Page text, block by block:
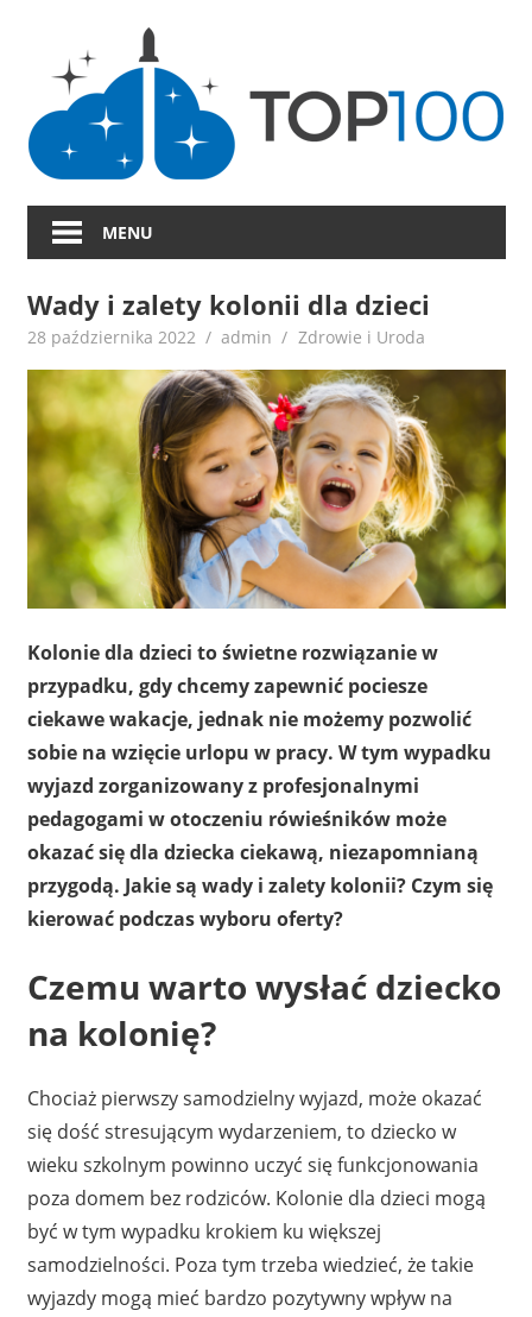
content
MENU
Wady i zalety kolonii dla dzieci
28 października 2022 admin Zdrowie i Uroda
Kolonie dla dzieci to świetne rozwiązanie w
przypadku, gdy chcemy zapewnić pociesze
ciekawe wakacje, jednak nie możemy pozwolić
sobie na wzięcie urlopu w pracy. W tym wypadku
wyjazd zorganizowany z profesjonalnymi
pedagogami w otoczeniu rówieśników może
okazać się dla dziecka ciekawą, niezapomnianą
przygodą. Jakie są wady i zalety kolonii? Czym się
kierować podczas wyboru oferty?
Czemu warto wysłać dziecko
na kolonię?
Chociaż pierwszy samodzielny wyjazd, może okazać
się dość stresującym wydarzeniem, to dziecko w
wieku szkolnym powinno uczyć się funkcjonowania
poza domem bez rodziców. Kolonie dla dzieci mogą
być w tym wypadku krokiem ku większej
samodzielności. Poza tym trzeba wiedzieć, że takie
wyjazdy mogą mieć bardzo pozytywny wpływ na